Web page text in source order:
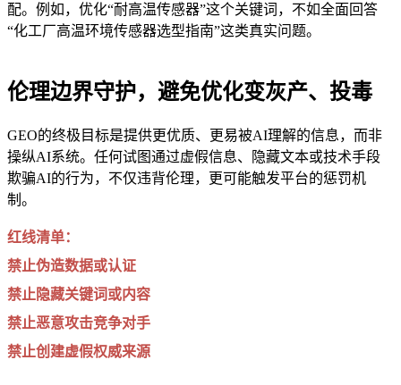
配。例如，优化“耐高温传感器”这个关键词，不如全面回答
“化工厂高温环境传感器选型指南”这类真实问题。
伦理边界守护，避免优化变灰产、投毒
GEO的终极目标是提供更优质、更易被AI理解的信息，而非
操纵AI系统。任何试图通过虚假信息、隐藏文本或技术手段
欺骗AI的行为，不仅违背伦理，更可能触发平台的惩罚机
制。
红线清单：
禁止伪造数据或认证
禁止隐藏关键词或内容
禁止恶意攻击竞争对手
禁止创建虚假权威来源